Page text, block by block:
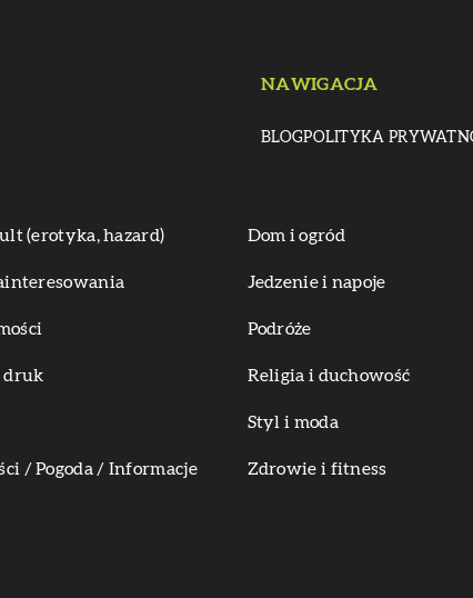
NAWIGACJA
BLOGPOLITYKA
(erotyka, hazard) Dom i ogród
Jedzenie i napoje
Podróże
druk Religia i duchowość
Styl i moda
/ Pogoda / Informacje Zdrowie i fitness